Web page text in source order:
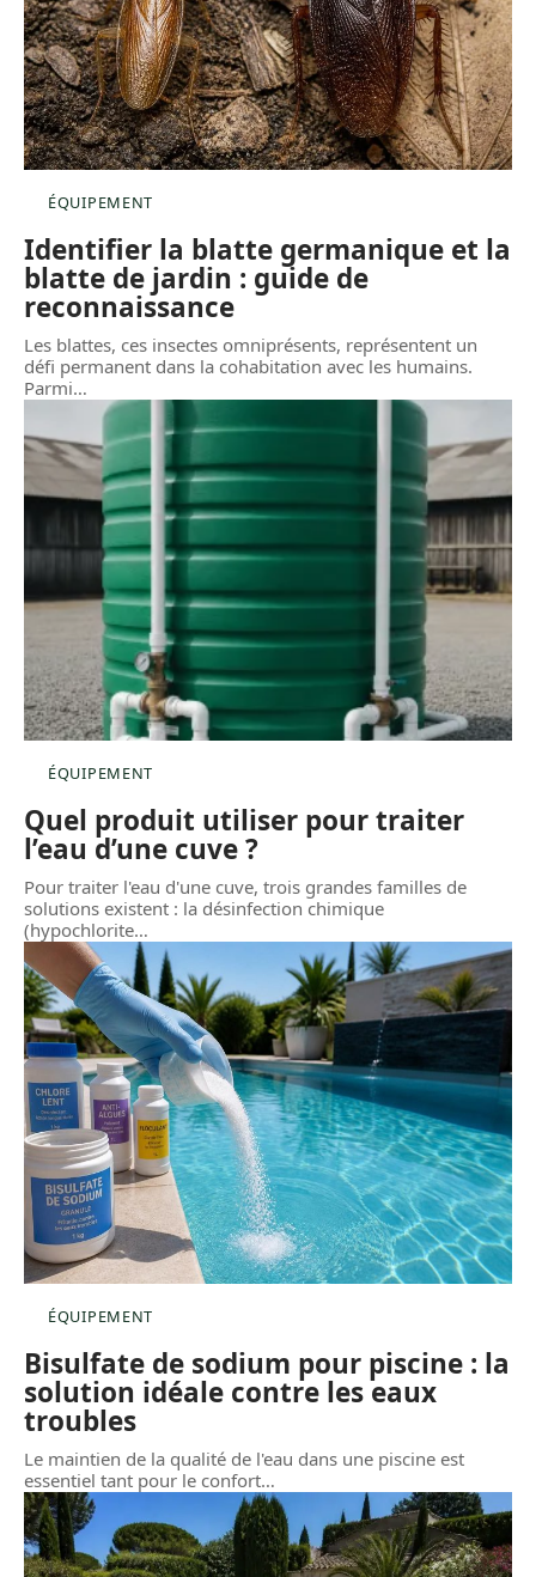
ÉQUIPEMENT
Identifier la blatte germanique et la
blatte de jardin : guide de
reconnaissance
Les blattes, ces insectes omniprésents, représentent un
défi permanent dans la cohabitation avec les humains.
Parmi…
ÉQUIPEMENT
Quel produit utiliser pour traiter
l’eau d’une cuve ?
Pour traiter l'eau d'une cuve, trois grandes familles de
solutions existent : la désinfection chimique
(hypochlorite…
ÉQUIPEMENT
Bisulfate de sodium pour piscine : la
solution idéale contre les eaux
troubles
Le maintien de la qualité de l'eau dans une piscine est
essentiel tant pour le confort…